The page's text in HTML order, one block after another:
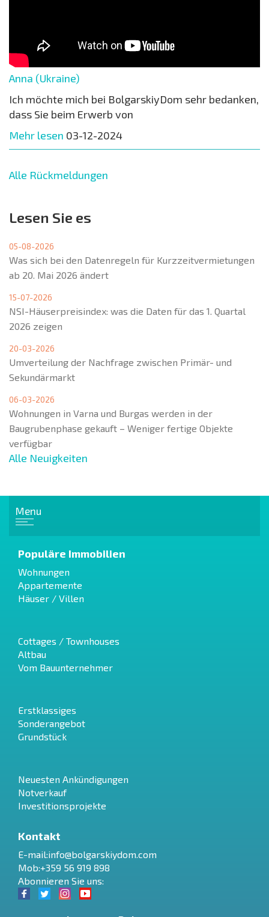
Anna (Ukraine)
Ich möchte mich bei BolgarskiyDom sehr bedanken,
dass Sie beim Erwerb von
Mehr lesen 03-12-2024
Alle Rückmeldungen
Lesen Sie es
05-08-2026
Was sich bei den Datenregeln für Kurzzeitvermietungen
ab 20. Mai 2026 ändert
15-07-2026
NSI-Häuserpreisindex: was die Daten für das 1. Quartal
2026 zeigen
20-03-2026
Umverteilung der Nachfrage zwischen Primär- und
Sekundärmarkt
06-03-2026
Wohnungen in Varna und Burgas werden in der
Baugrubenphase gekauft – Weniger fertige Objekte
verfügbar
Alle Neuigkeiten
Menu
Populäre Immobilien
Wohnungen
Appartemente
Häuser / Villen
Cottages / Townhouses
Altbau
Vom Bauunternehmer
Erstklassiges
Sonderangebot
Grundstück
Neuesten Ankündigungen
Notverkauf
Investitionsprojekte
Kontakt
E-mail:info@bolgarskiydom.com
Mob:+359 56 919 898
Abonnieren Sie uns: